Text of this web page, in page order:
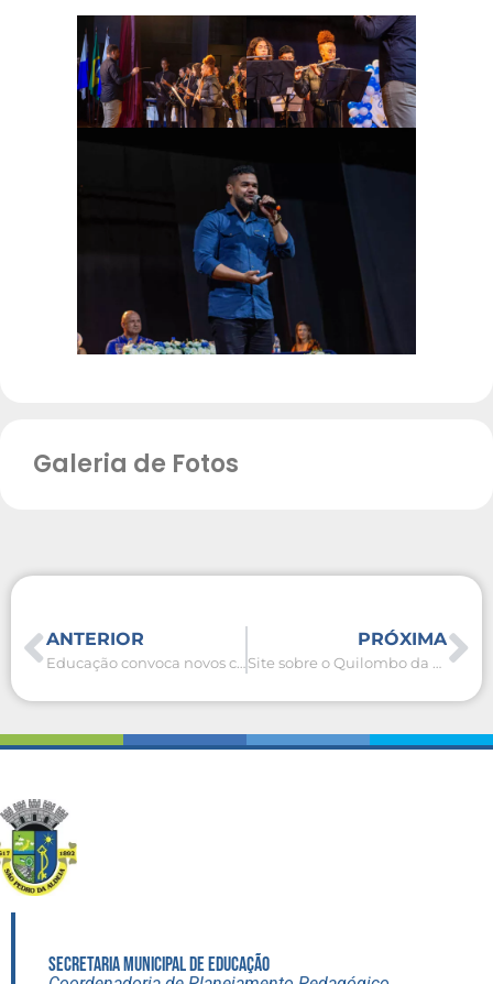
Galeria de Fotos
ANTERIOR
Educação convoca novos candidatos do Processo Seletivo para definir local de atuação
PRÓXIMA
Site sobre o Quilombo da Caveira recebe Selo Saberes Históricos em São Pedro da Aldeia
SECRETARIA MUNICIPAL DE EDUCAÇÃO